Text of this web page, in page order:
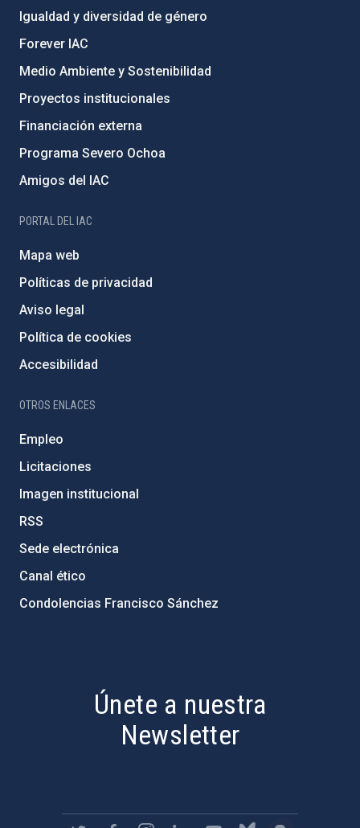
Igualdad y diversidad de género
Forever IAC
Medio Ambiente y Sostenibilidad
Proyectos institucionales
Financiación externa
Programa Severo Ochoa
Amigos del IAC
PORTAL DEL IAC
Mapa web
Políticas de privacidad
Aviso legal
Política de cookies
Accesibilidad
OTROS ENLACES
Empleo
Licitaciones
Imagen institucional
RSS
Sede electrónica
Canal ético
Condolencias Francisco Sánchez
Únete a nuestra
Newsletter